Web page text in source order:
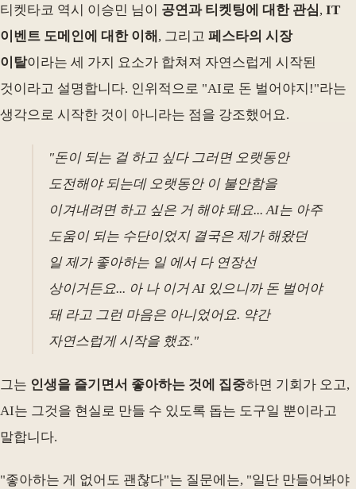
티켓타코 역시 이승민 님이 공연과 티켓팅에 대한 관심, IT
이벤트 도메인에 대한 이해 , 그리고 페스타의 시장
이탈이라는 세 가지 요소가 합쳐져 자연스럽게 시작된
것이라고 설명합니다. 인위적으로 "AI로 돈 벌어야지!"라는
생각으로 시작한 것이 아니라는 점을 강조했어요.
"돈이 되는 걸 하고 싶다 그러면 오랫동안
도전해야 되는데 오랫동안 이 불안함을
이겨내려면 하고 싶은 거 해야 돼요... AI는 아주
도움이 되는 수단이었지 결국은 제가 해왔던
일 제가 좋아하는 일 에서 다 연장선
상이거든요... 아 나 이거 AI 있으니까 돈 벌어야
돼 라고 그런 마음은 아니었어요. 약간
자연스럽게 시작을 했죠."
그는 인생을 즐기면서 좋아하는 것에 집중하면 기회가 오고,
AI는 그것을 현실로 만들 수 있도록 돕는 도구일 뿐이라고
말합니다.
"좋아하는 게 없어도 괜찮다"는 질문에는, "일단 만들어봐야